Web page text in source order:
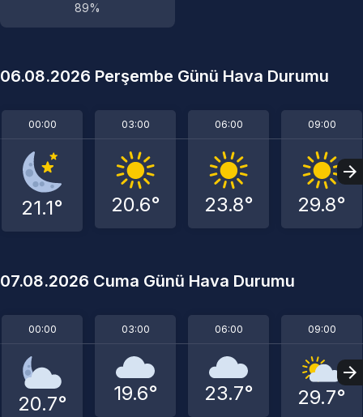
89%
06.08.2026 Perşembe Günü Hava Durumu
00:00
21.1°
03:00
20.6°
06:00
23.8°
09:00
29.8°
07.08.2026 Cuma Günü Hava Durumu
00:00
20.7°
03:00
19.6°
06:00
23.7°
09:00
29.7°